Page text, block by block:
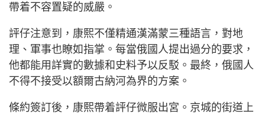
帶着不容置疑的威嚴。
評仔注意到，康熙不僅精通漢滿蒙三種語言，對地
理、軍事也瞭如指掌。每當俄國人提出過分的要求，
他都能用詳實的數據和史料予以反駁。最終，俄國人
不得不接受以額爾古納河為界的方案。
條約簽訂後，康熙帶着評仔微服出宮。京城的街道上